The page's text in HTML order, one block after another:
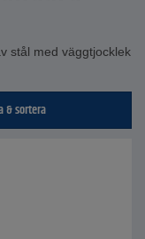
stål med väggtjocklek
& sortera